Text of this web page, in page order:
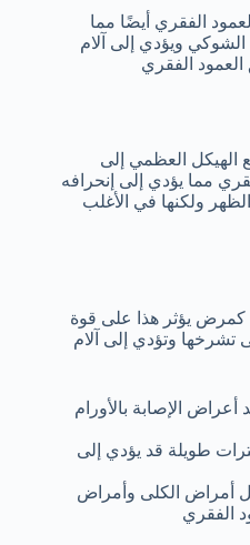
الفقري أيضًا مما
ويؤدي إلى آلام
الفقري
الهيكل العظمي إلى
مما يؤدي إلى إنحرافه
ولكنها في الأغلب
كمرض يؤثر هذا على قوة
وتؤدي إلى آلام
أعراض الإصابة بالأورام
طويلة قد يؤدي إلى
أمراض الكلى وأمراض
الفقري